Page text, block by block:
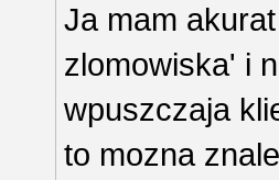
Ja mam
zlomowiska' i
wpuszczaja
to mozna